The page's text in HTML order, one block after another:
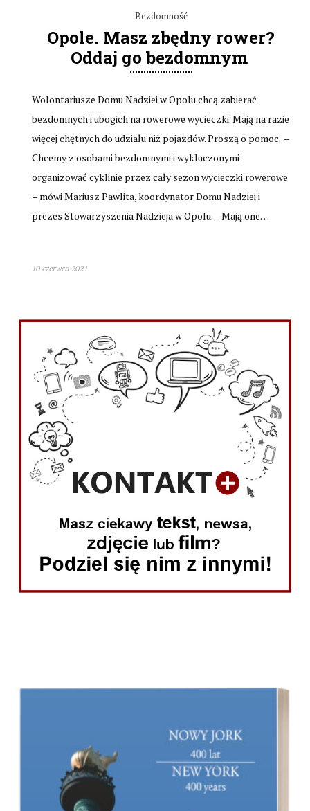
Bezdomność
Opole. Masz zbędny rower?
Oddaj go bezdomnym
Wolontariusze Domu Nadziei w Opolu chcą zabierać
bezdomnych i ubogich na rowerowe wycieczki. Mają na razie
więcej chętnych do udziału niż pojazdów. Proszą o pomoc. –
Chcemy z osobami bezdomnymi i wykluczonymi
organizować cyklinie przez cały sezon wycieczki rowerowe
– mówi Mariusz Pawlita, koordynator Domu Nadziei i
prezes Stowarzyszenia Nadzieja w Opolu. – Mają one…
10 czerwca 2021